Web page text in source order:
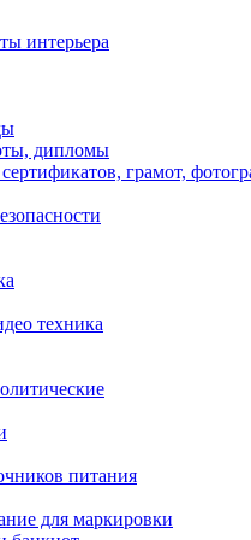
интерьера
дипломы
грамот,
техника
питания
для маркировки